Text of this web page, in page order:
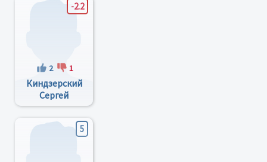
-2.2
2 1
Киндзерский
Сергей
Анатольевич
5